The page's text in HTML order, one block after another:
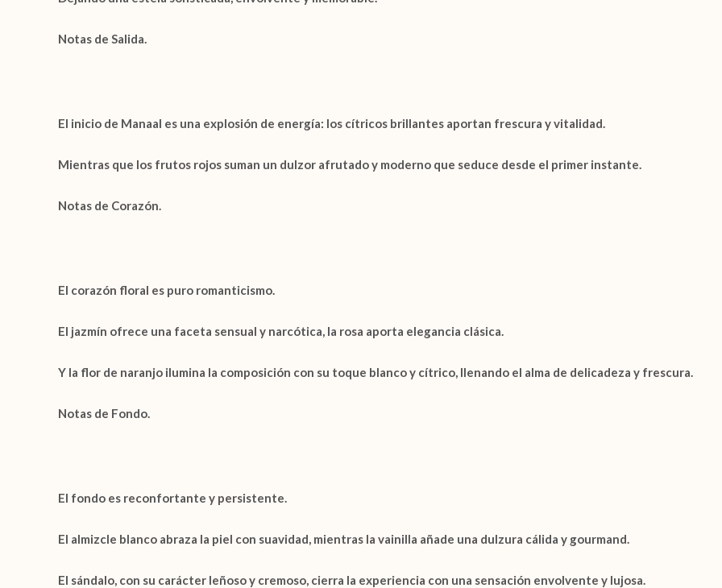
Notas de Salida.
El inicio de Manaal es una explosión de energía: los cítricos brillantes aportan frescura y vitalidad.
Mientras que los frutos rojos suman un dulzor afrutado y moderno que seduce desde el primer instante.
Notas de Corazón.
El corazón floral es puro romanticismo.
El jazmín ofrece una faceta sensual y narcótica, la rosa aporta elegancia clásica.
Y la flor de naranjo ilumina la composición con su toque blanco y cítrico, llenando el alma de delicadeza y frescura.
Notas de Fondo.
El fondo es reconfortante y persistente.
El almizcle blanco abraza la piel con suavidad, mientras la vainilla añade una dulzura cálida y gourmand.
El sándalo , con su carácter leñoso y cremoso, cierra la experiencia con una sensación envolvente y lujosa.